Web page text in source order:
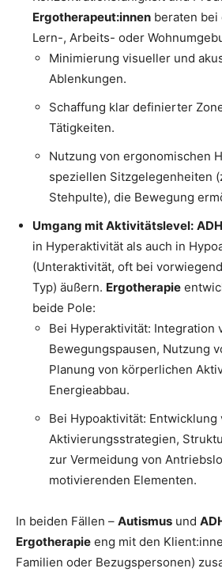
Ergotherapeut:innen beraten bei
Lern-, Arbeits- oder
Minimierung visueller und
Ablenkungen.
Schaffung klar definierter
Tätigkeiten.
Nutzung von ergonomischen
speziellen Sitzgelegenheiten
Stehpulte), die Bewegung
Umgang mit Aktivitätslevel:
in Hyperaktivität als auch in
(Unteraktivität, oft bei
Typ) äußern. Ergotherapie
beide Pole:
Bei Hyperaktivität: Integration
Bewegungspausen, Nutzung
Planung von körperlichen
Energieabbau.
Bei Hypoaktivität: Entwicklung
Aktivierungsstrategien,
zur Vermeidung von
motivierenden Elementen.
In beiden Fällen – Autismus und
Ergotherapie eng mit den
Familien oder Bezugspersonen)